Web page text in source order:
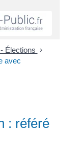
Élections >
avec
: référé